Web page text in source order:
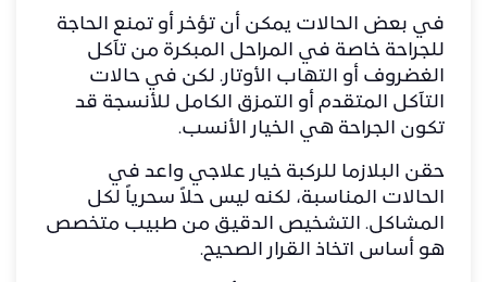
في بعض الحالات يمكن أن تؤخر أو تمنع الحاجة
للجراحة خاصة في المراحل المبكرة من تآكل
الغضروف أو التهاب الأوتار. لكن في حالات
التآكل المتقدم أو التمزق الكامل للأنسجة قد
تكون الجراحة هي الخيار الأنسب.
حقن البلازما للركبة خيار علاجي واعد في
الحالات المناسبة، لكنه ليس حلاً سحرياً لكل
المشاكل. التشخيص الدقيق من طبيب متخصص
هو أساس اتخاذ القرار الصحيح.